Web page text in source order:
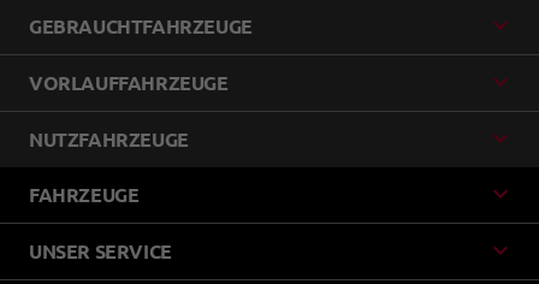
GEBRAUCHTFAHRZEUGE
VORLAUFFAHRZEUGE
NUTZFAHRZEUGE
FAHRZEUGE
UNSER SERVICE